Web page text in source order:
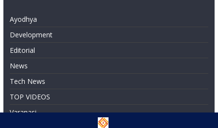
Ayodhya
Development
Editorial
News
Tech News
TOP VIDEOS
Varanasi